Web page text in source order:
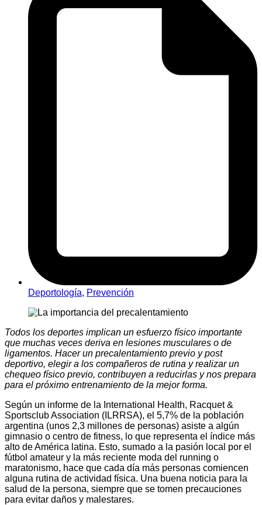
Deportología, Prevención
Todos los deportes implican un esfuerzo físico importante
que muchas veces deriva en lesiones musculares o de
ligamentos. Hacer un precalentamiento previo y post
deportivo, elegir a los compañeros de rutina y realizar un
chequeo físico previo, contribuyen a reducirlas y nos prepara
para el próximo entrenamiento de la mejor forma.
Según un informe de la International Health, Racquet &
Sportsclub Association (ILRRSA), el 5,7% de la población
argentina (unos 2,3 millones de personas) asiste a algún
gimnasio o centro de fitness, lo que representa el índice más
alto de América latina. Esto, sumado a la pasión local por el
fútbol amateur y la más reciente moda del running o
maratonismo, hace que cada día más personas comiencen
alguna rutina de actividad física. Una buena noticia para la
salud de la persona, siempre que se tomen precauciones
para evitar daños y malestares.